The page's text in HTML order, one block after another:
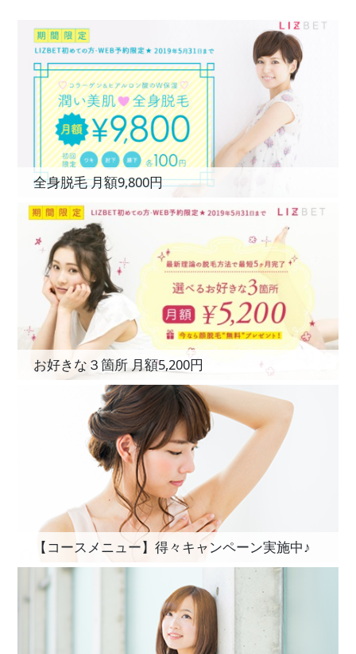
全身脱毛 月額9,800円
お好きな３箇所 月額5,200円
【コースメニュー】得々キャンペーン実施中♪